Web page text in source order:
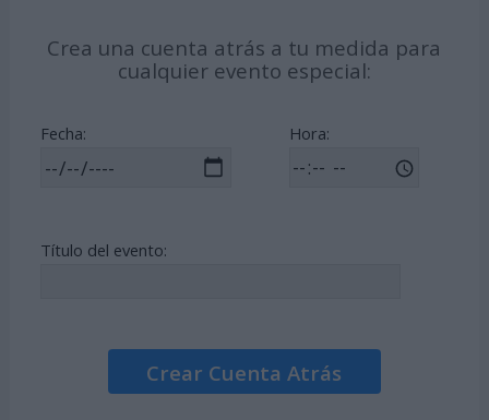
Crea una cuenta atrás a tu medida para
cualquier evento especial:
Fecha: Hora:
Título del evento:
Crear Cuenta Atrás